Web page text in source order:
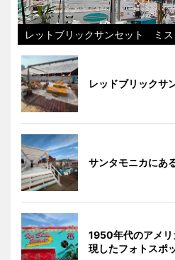
レットブリックサンセット ミス
レッドブリック
サンタモニカにあ
1950年代のアメ
現したフォトスポ